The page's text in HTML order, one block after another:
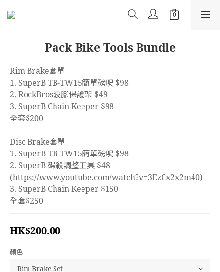
Pack Bike Tools Bundle
Rim Brake套單
1. SuperB TB-TW15簡單磅呎 $98
2. RockBros波腳保護架 $49
3. SuperB Chain Keeper $98
全套$200
Disc Brake套單
1. SuperB TB-TW15簡單磅呎 $98
2. SuperB 碟殺調整工具 $48
(https://www.youtube.com/watch?v=3EzCx2x2m40)
3. SuperB Chain Keeper $150
全套$250
HK$200.00
顏色